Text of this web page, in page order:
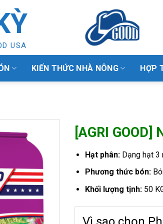
USA
KIẾN THỨC NHÀ NÔNG HỢP
[AGRI
Hạt phân:Dạng hạt 3
Phương thức bón:
Khối lượng tịnh:50